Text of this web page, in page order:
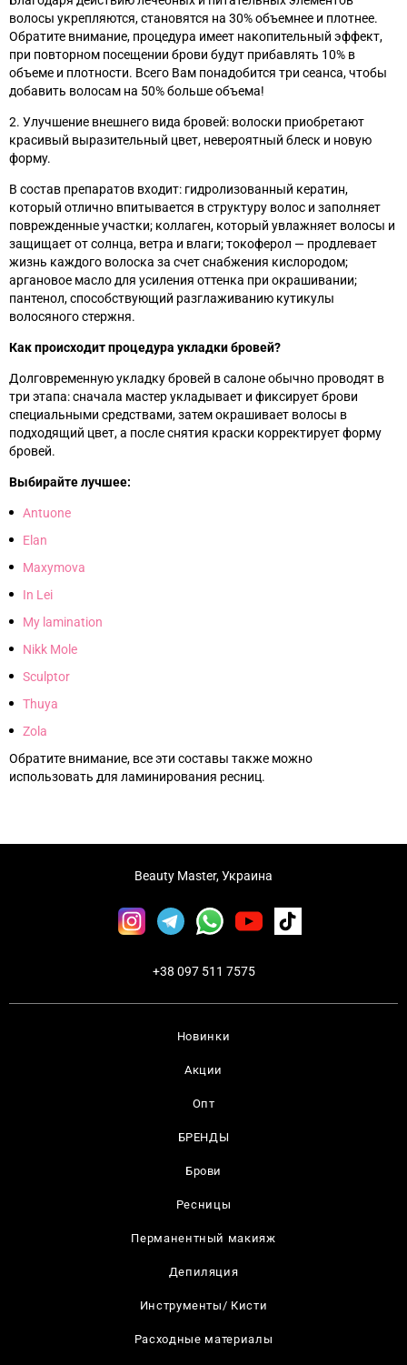
волосы укрепляются, становятся на 30% объемнее и плотнее.
Обратите внимание, процедура имеет накопительный эффект,
при повторном посещении брови будут прибавлять 10% в
объеме и плотности. Всего Вам понадобится три сеанса, чтобы
добавить волосам на 50% больше объема!
2. Улучшение внешнего вида бровей: волоски приобретают
красивый выразительный цвет, невероятный блеск и новую
форму.
В состав препаратов входит: гидролизованный кератин,
который отлично впитывается в структуру волос и заполняет
поврежденные участки; коллаген, который увлажняет волосы и
защищает от солнца, ветра и влаги; токоферол — продлевает
жизнь каждого волоска за счет снабжения кислородом;
аргановое масло для усиления оттенка при окрашивании;
пантенол, способствующий разглаживанию кутикулы
волосяного стержня.
Как происходит процедура укладки бровей?
Долговременную укладку бровей в салоне обычно проводят в
три этапа: сначала мастер укладывает и фиксирует брови
специальными средствами, затем окрашивает волосы в
подходящий цвет, а после снятия краски корректирует форму
бровей.
Выбирайте лучшее:
Antuone
Elan
Maxymova
In Lei
My lamination
Nikk Mole
Sculptor
Thuya
Zola
Обратите внимание, все эти составы также можно
использовать для ламинирования ресниц.
Новинки
Акции
Опт
БРЕНДЫ
Брови
Ресницы
Перманентный макияж
Депиляция
Инструменты/ Кисти
Расходные материалы
Beauty Master, Украина
+38 097 511 7575